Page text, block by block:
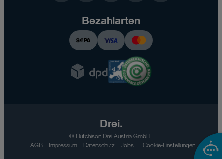
Bezahlarten
Drei.
© Hutchison Drei Austria GmbH
AGB
Impressum Datenschutz Jobs Cookie-Einstellungen